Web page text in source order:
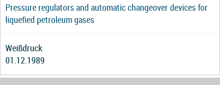
Pressure regulators and automatic changeover devices for
liquefied petroleum gases
Weißdruck
01.12.1989